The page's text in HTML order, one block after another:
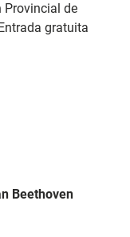
Provincial de
gratuita
Beethoven